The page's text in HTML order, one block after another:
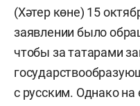
(Хәтер көне) 15
заявлении было
чтобы за татарами
с русским. Однако на